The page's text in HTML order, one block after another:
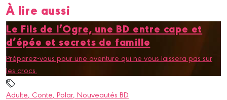
À lire aussi
Le Fils de l’Ogre, une BD entre cape et
d’épée et secrets de famille
Préparez-vous pour une aventure qui ne vous laissera pas sur
les crocs.
Adulte, Conte, Polar, Nouveautés BD